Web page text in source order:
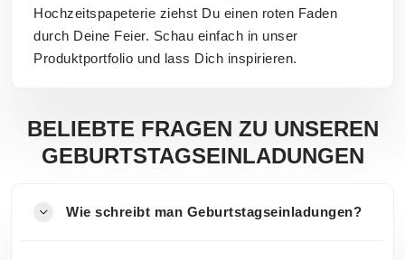
Hochzeitspapeterie ziehst Du einen roten Faden
durch Deine Feier. Schau einfach in unser
Produktportfolio und lass Dich inspirieren.
BELIEBTE FRAGEN ZU UNSEREN
GEBURTSTAGSEINLADUNGEN
Wie schreibt man Geburtstagseinladungen?